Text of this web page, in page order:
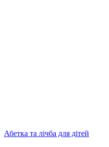
Абетка та лічба для дітей